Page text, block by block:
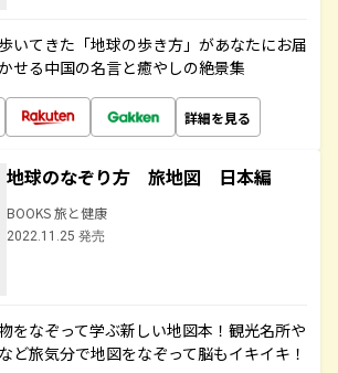
いてきた「地球の歩き方」があなたにお届
せる中国の名言と癒やしの絶景集
詳細を見る
地球のなぞり方 旅地図 日本編
BOOKS 旅と健康
2022.11.25 発売
をなぞって学ぶ新しい地図本！観光名所や
ど旅気分で地図をなぞって脳もイキイキ！